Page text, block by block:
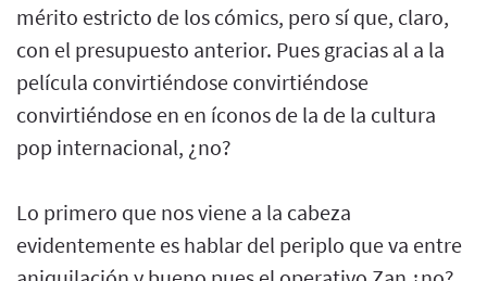
mérito estricto de los cómics, pero sí que, claro,
con el presupuesto anterior. Pues gracias al a la
película convirtiéndose convirtiéndose
convirtiéndose en en íconos de la de la cultura
pop internacional, ¿no?
Lo primero que nos viene a la cabeza
evidentemente es hablar del periplo que va entre